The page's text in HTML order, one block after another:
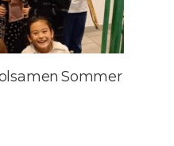
Sommer